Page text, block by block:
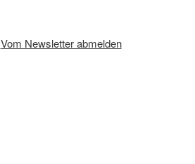
Vom Newsletter abmelden